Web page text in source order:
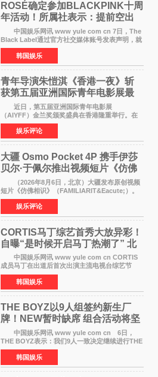
ROSÉ确定参加BLACKPINK十周
年活动！所属社表示：提前空出
了时间
中国娱乐网讯 www yule com cn 7日，The
Black Label通过官方社交媒体账号发表声明，就
近期网络上关于ROS&Eacute;个人行程及是否参
加BLACKPINK出道纪念活动的种种猜测作出正
式回应。 Th
韩国娱乐
青年导演朱愷淇《香港一夜》斩
获第五届亚洲国际青年电影展最
佳剧本改编奖
近日，第五届亚洲国际青年电影展
（AIYFF）金兰奖颁奖盛典在香港隆重举行。在
这场汇聚数百位海内外电影人、文化界人士及媒
体代表的亚洲青年影视盛会上，香港本土电影
《香港一夜》（Dawn in Ho
娱乐评论
大疆 Osmo Pocket 4P 携手伊莎
贝尔·于佩尔推出视频短片《仿佛
相识》
（2026年8月6日，北京）大疆发布原创视频
短片《仿佛相识》（FAMILIARIT&Eacute;）。
视频短片由戛纳国际电影节最佳女演员伊莎贝尔·
于佩尔（Isabelle Huppert）主演，全程使用大
疆首款双主摄口
娱乐评论
CORTIS马丁综艺首秀大放异彩！
自曝“是时候开启马丁热潮了” 北
美巡演火热进行中
中国娱乐网讯 www yule com cn CORTIS
成员马丁在出道后首次出演主流电视台综艺节
目，展现了多才多艺的魅力。 马丁出演了5日
播出的MBC《Radio Star》Fashion与Passion
之间，I&lsquo;m
韩国娱乐
THE BOYZ以9人组签约新生厂
牌！NEW暂时缺席 组合活动将坚
定不移继续
中国娱乐网讯 www yule com cn 6日，
THE BOYZ表示：我们9人一致决定继续进行THE
BOYZ组合活动，并且已经完成了组合团体活动
签约。目前正在新生厂牌下进行活动准备。尚未
离开THE BOYZ原所
韩国娱乐